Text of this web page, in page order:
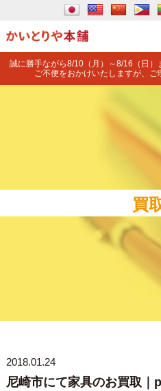
誠に勝手ながら8/10（月）～8/16（日）
ご不便をおかけいたしますが、ご
買
2018.01.24
尼崎市にて家具のお買取